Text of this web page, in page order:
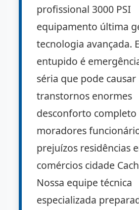
profissional 3000 PSI
equipamento última
tecnologia avançada.
entupido é
séria que pode causar
transtornos enormes
desconforto completo
moradores
prejuízos residências
comércios cidade
Nossa equipe técnica
especializada